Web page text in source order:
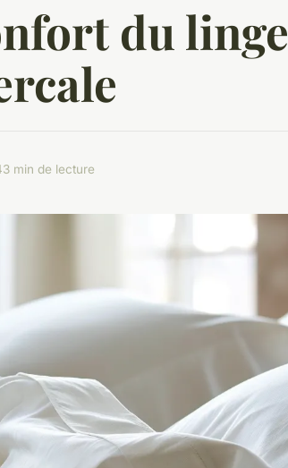
du linge
3 min de lecture